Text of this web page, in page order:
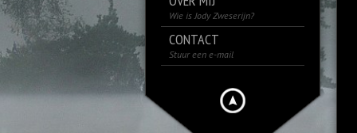
Wie is Jody Zweserijn?
CONTACT
Stuur een e-mail